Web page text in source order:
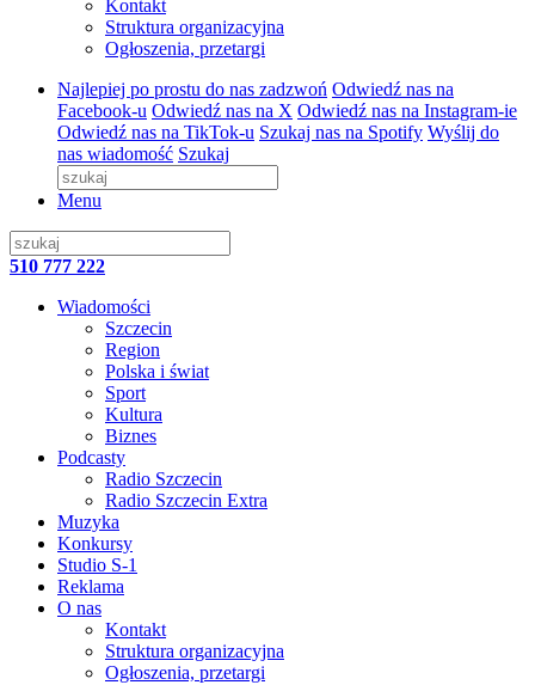
Kontakt
Struktura organizacyjna
Ogłoszenia, przetargi
Najlepiej po prostu do nas zadzwoń Odwiedź nas na
Facebook-u Odwiedź nas na X Odwiedź nas na Instagram-ie
Odwiedź nas na TikTok-u Szukaj nas na Spotify Wyślij do
nas wiadomość Szukaj
Menu
510 777 222
Wiadomości
Szczecin
Region
Polska i świat
Sport
Kultura
Biznes
Podcasty
Radio Szczecin
Radio Szczecin Extra
Muzyka
Konkursy
Studio S-1
Reklama
O nas
Kontakt
Struktura organizacyjna
Ogłoszenia, przetargi